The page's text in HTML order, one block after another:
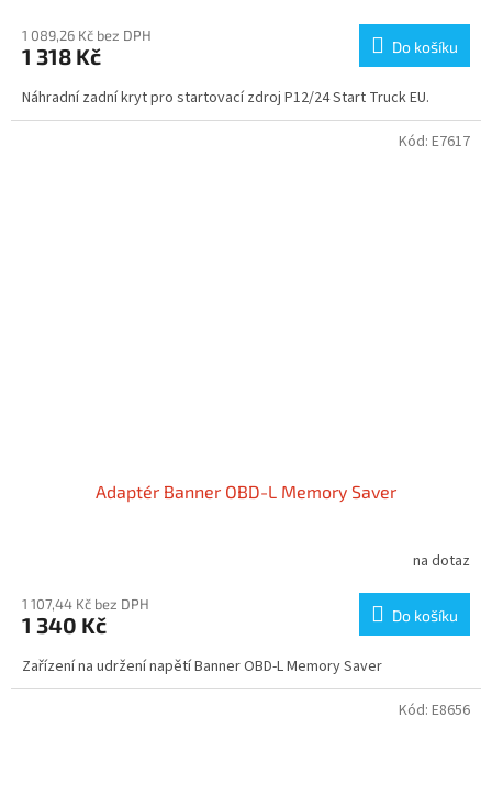
1 089,26 Kč bez DPH
1 318 Kč Do košíku
Náhradní zadní kryt pro startovací zdroj P12/24 Start Truck EU.
Adaptér Banner OBD-L Memory Saver
na dotaz
1 107,44 Kč bez DPH
1 340 Kč Do košíku
Zařízení na udržení napětí Banner OBD-L Memory Saver
Kód: E7617
Kód: E8656